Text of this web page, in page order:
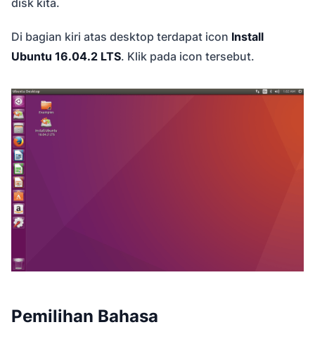
disk kita.
Di bagian kiri atas desktop terdapat icon Install
Ubuntu 16.04.2 LTS. Klik pada icon tersebut.
Pemilihan Bahasa